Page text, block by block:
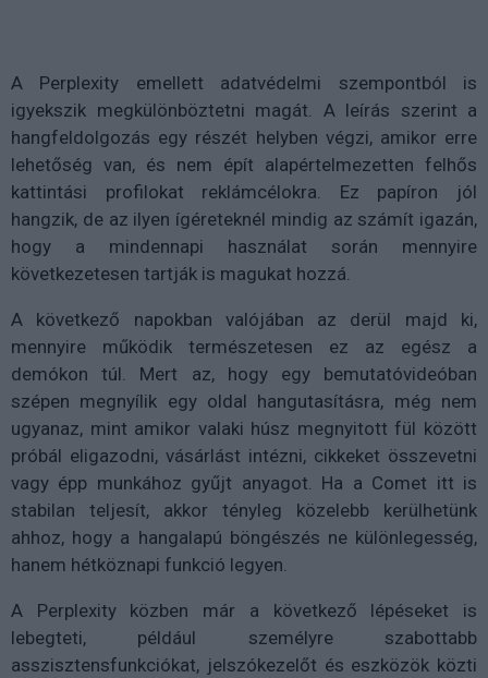
A Perplexity emellett adatvédelmi szempontból is
igyekszik megkülönböztetni magát. A leírás szerint a
hangfeldolgozás egy részét helyben végzi, amikor erre
lehetőség van, és nem épít alapértelmezetten felhős
kattintási profilokat reklámcélokra. Ez papíron jól
hangzik, de az ilyen ígéreteknél mindig az számít igazán,
hogy a mindennapi használat során mennyire
következetesen tartják is magukat hozzá.
A következő napokban valójában az derül majd ki,
mennyire működik természetesen ez az egész a
demókon túl. Mert az, hogy egy bemutatóvideóban
szépen megnyílik egy oldal hangutasításra, még nem
ugyanaz, mint amikor valaki húsz megnyitott fül között
próbál eligazodni, vásárlást intézni, cikkeket összevetni
vagy épp munkához gyűjt anyagot. Ha a Comet itt is
stabilan teljesít, akkor tényleg közelebb kerülhetünk
ahhoz, hogy a hangalapú böngészés ne különlegesség,
hanem hétköznapi funkció legyen.
A Perplexity közben már a következő lépéseket is
lebegteti, például személyre szabottabb
asszisztensfunkciókat, jelszókezelőt és eszközök közti